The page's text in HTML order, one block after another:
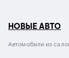
НОВЫЕ АВТО
Автомобили из